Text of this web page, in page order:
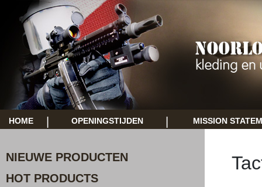
HOME OPENINGSTIJDEN MISSION
NIEUWE PRODUCTEN
HOT PRODUCTS